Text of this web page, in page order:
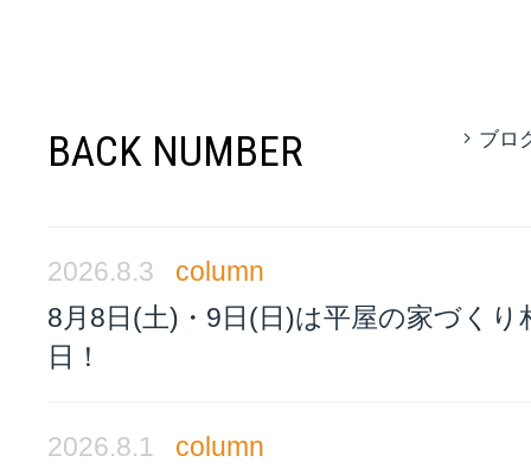
BACK NUMBER ブロ
2026.8.3
column
8月8日(土)・9日(日)は平屋の家づくり
日！
2026.8.1
column